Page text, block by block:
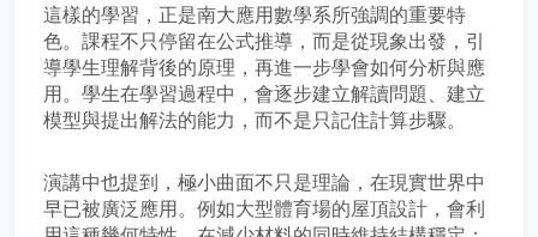
這樣的學習，正是南大應用數學系所強調的重要特
色。課程不只停留在公式推導，而是從現象出發，引
導學生理解背後的原理，再進一步學會如何分析與應
用。學生在學習過程中，會逐步建立解讀問題、建立
模型與提出解法的能力，而不是只記住計算步驟。
演講中也提到，極小曲面不只是理論，在現實世界中
早已被廣泛應用。例如大型體育場的屋頂設計，會利